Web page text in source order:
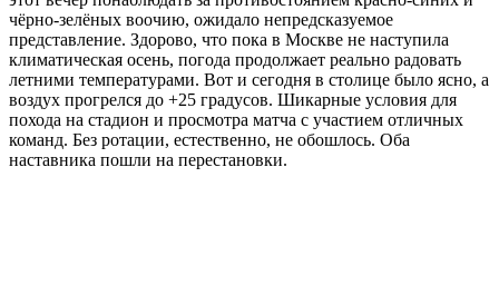
чёрно-зелёных воочию, ожидало непредсказуемое
представление. Здорово, что пока в Москве не наступила
климатическая осень, погода продолжает реально радовать
летними температурами. Вот и сегодня в столице было ясно, а
воздух прогрелся до +25 градусов. Шикарные условия для
похода на стадион и просмотра матча с участием отличных
команд. Без ротации, естественно, не обошлось. Оба
наставника пошли на перестановки.